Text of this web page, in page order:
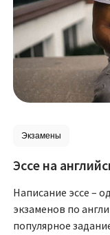
Экзамены
Эссе на
Написание эссе –
экзаменов по
популярное